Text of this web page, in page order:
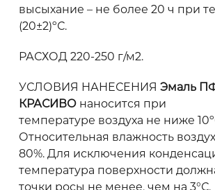
высыхание – не более 20 ч при
(20±2)ºС.
РАСХОД 220-250 г/м2.
УСЛОВИЯ НАНЕСЕНИЯ Эмаль
КРАСИВОнаносится при
температуре воздуха не ниже
Относительная влажность
80%. Для исключения
температура поверхности
точки росы не менее, чем на 3°С.